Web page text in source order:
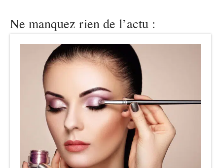
Ne manquez rien de l’actu :